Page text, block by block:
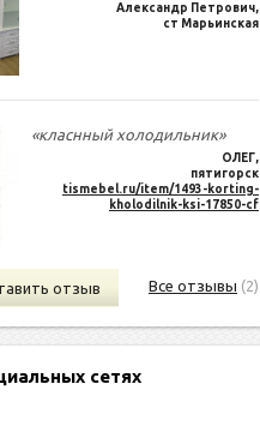
Александр Петрович,
ст Марьинская
«класнный холодильник»
ОЛЕГ,
пятигорск
tismebel.ru/item/1493-korting-
kholodilnik-ksi-17850-cf
отзыв Все отзывы (2)
сетях